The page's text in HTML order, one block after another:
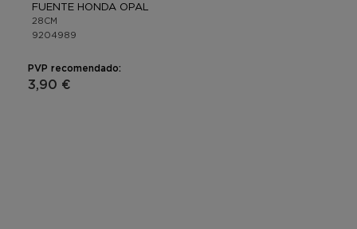
FUENTE HONDA OPAL
28CM
9204989
PVP recomendado:
3,90 €